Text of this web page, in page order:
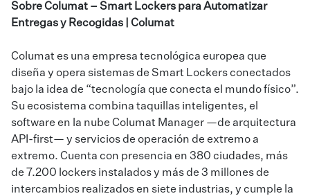
Sobre Columat – Smart Lockers para Automatizar
Entregas y Recogidas | Columat
Columat es una empresa tecnológica europea que
diseña y opera sistemas de Smart Lockers conectados
bajo la idea de “tecnología que conecta el mundo físico”.
Su ecosistema combina taquillas inteligentes, el
software en la nube Columat Manager —de arquitectura
API-first— y servicios de operación de extremo a
extremo. Cuenta con presencia en 380 ciudades, más
de 7.200 lockers instalados y más de 3 millones de
intercambios realizados en siete industrias, y cumple la